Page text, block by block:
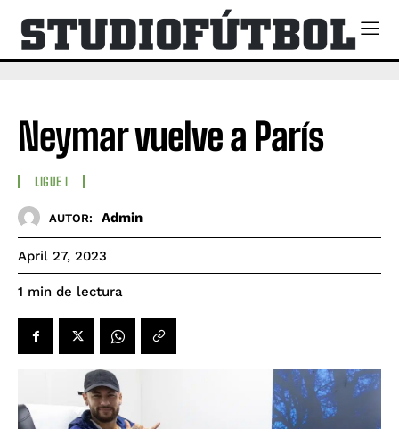
Neymar vuelve a París
LIGUE I
AUTOR: Admin
April 27, 2023
1 min de lectura